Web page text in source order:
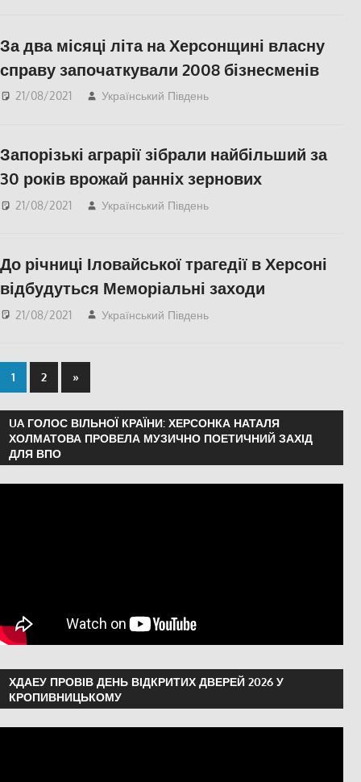
За два місяці літа на Херсонщині власну
справу започаткували 2008 бізнесменів
21/08/2021 Український Південь
Запорізькі аграрії зібрали найбільший за
30 років врожай ранніх зернових
21/08/2021 Український Південь
До річниці Іловайської трагедії в Херсоні
відбудуться Меморіальні заходи
21/08/2021 Український Південь
1 2 »
UA ГОЛОС ВІЛЬНОЇ КРАЇНИ: ХЕРСОНКА НАТАЛЯ
ХОЛМАТОВА ПРОВЕЛА МУЗИЧНО ПОЕТИЧНИЙ ЗАХІД
ДЛЯ ВПО
ХДАЕУ ПРОВІВ ДЕНЬ ВІДКРИТИХ ДВЕРЕЙ 2026 У
КРОПИВНИЦЬКОМУ